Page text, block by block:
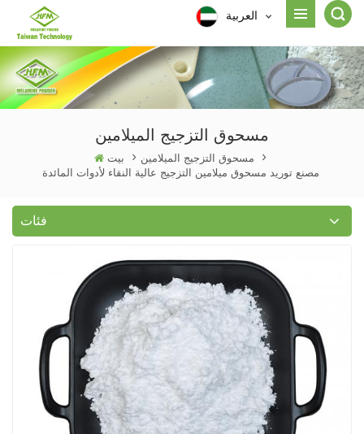
العربية
مسحوق التزجيج الميلامين
بيت > مسحوق التزجيج الميلامين >
مصنع توريد مسحوق ميلامين التزجيج عالية النقاء لأدوات المائدة
فئات